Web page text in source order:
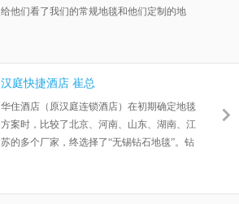
给他们看了我们的常规地毯和他们定制的地
毯。在离开的时候，鲍伯觉得在钻石地毯工厂
过得很愉快，对我们的服务和精神评价“Very
good!”。
汉庭快捷酒店 崔总
华住酒店（原汉庭连锁酒店）在初期确定地毯
方案时，比较了北京、河南、山东、湖南、江
苏的多个厂家，终选择了“无锡钻石地毯”。钻